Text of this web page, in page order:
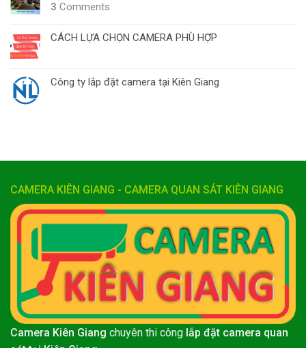
3 Comments
CÁCH LỰA CHỌN CAMERA PHÙ HỢP
Công ty lắp đặt camera tại Kiên Giang
CAMERA KIÊN GIANG - CAMERA QUAN SÁT KIÊN GIANG
Camera Kiên Giang chuyên thi công lắp đặt camera quan